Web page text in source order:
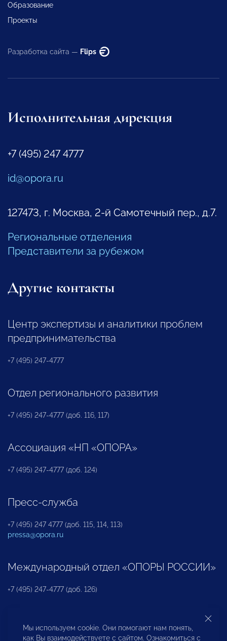
Образование
Проекты
Разработка сайта — Flips
Исполнительная дирекция
+7 (495) 247 4777
id@opora.ru
127473, г. Москва, 2-й Самотечный пер., д.7.
Региональные отделения
Представители за рубежом
Другие контакты
Центр экспертизы и аналитики проблем
предпринимательства
+7 (495) 247-4777
Отдел регионального развития
+7 (495) 247-4777 (доб. 116, 117)
Ассоциация «НП «ОПОРА»
+7 (495) 247-4777 (доб. 124)
Пресс-служба
+7 (495) 247 4777 (доб. 115, 114, 113)
pressa@opora.ru
Международный отдел «ОПОРЫ РОССИИ»
+7 (495) 247-4777 (доб. 126)
Бюро по защите прав предпринимателей и
инвесторов
Мы используем cookie. Они помогают нам понять,
как Вы взаимодействуете с сайтом. Ознакомиться с